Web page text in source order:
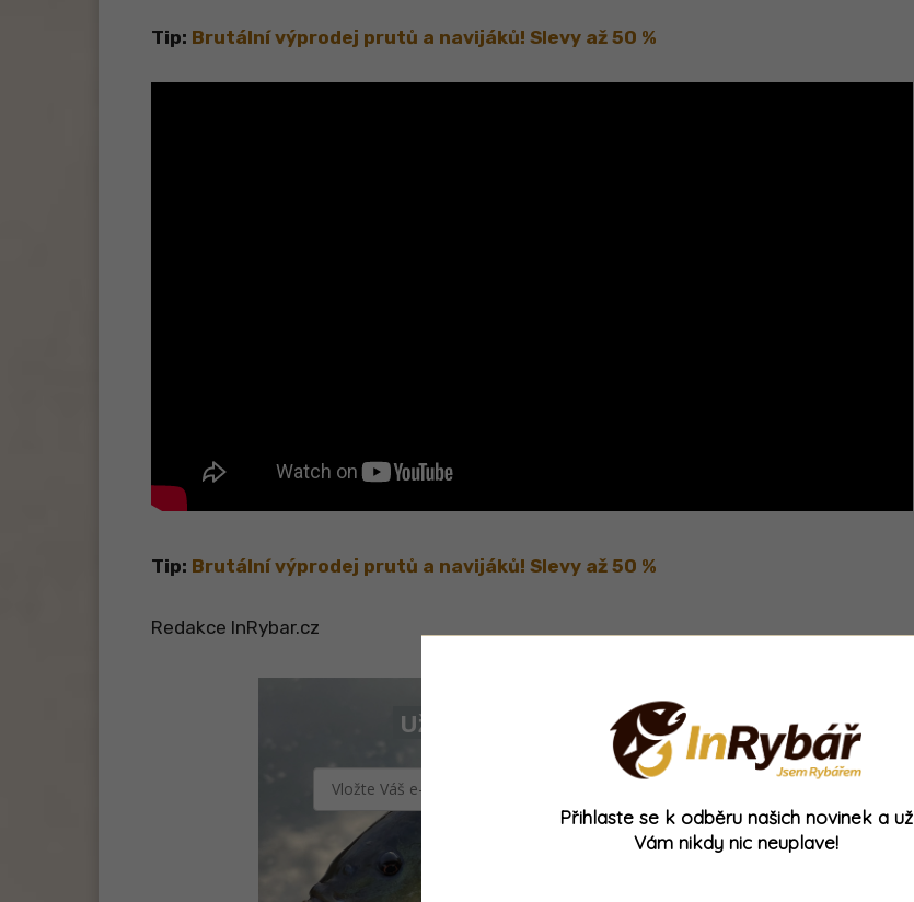
Tip: Brutální výprodej prutů a navijáků! Slevy až 50 %
Tip: Brutální výprodej prutů a navijáků! Slevy až 50 %
Redakce InRybar.cz
Už vám nic neunikne!
Přihlaste se k odběru našich novinek a už
Vám nikdy nic neuplave!